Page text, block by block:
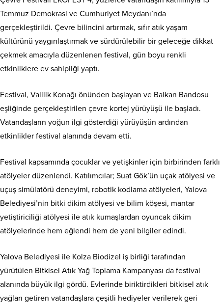
Temmuz Demokrasi ve Cumhuriyet Meydanı’nda
gerçekleştirildi. Çevre bilincini artırmak, sıfır atık yaşam
kültürünü yaygınlaştırmak ve sürdürülebilir bir geleceğe dikkat
çekmek amacıyla düzenlenen festival, gün boyu renkli
etkinliklere ev sahipliği yaptı.
Festival, Valilik Konağı önünden başlayan ve Balkan Bandosu
eşliğinde gerçekleştirilen çevre kortej yürüyüşü ile başladı.
Vatandaşların yoğun ilgi gösterdiği yürüyüşün ardından
etkinlikler festival alanında devam etti.
Festival kapsamında çocuklar ve yetişkinler için birbirinden farklı
atölyeler düzenlendi. Katılımcılar; Suat Gök’ün uçak atölyesi ve
uçuş simülatörü deneyimi, robotik kodlama atölyeleri, Yalova
Belediyesi’nin bitki dikim atölyesi ve bilim köşesi, mantar
yetiştiriciliği atölyesi ile atık kumaşlardan oyuncak dikim
atölyelerinde hem eğlendi hem de yeni bilgiler edindi.
Yalova Belediyesi ile Kolza Biodizel iş birliği tarafından
yürütülen Bitkisel Atık Yağ Toplama Kampanyası da festival
alanında büyük ilgi gördü. Evlerinde biriktirdikleri bitkisel atık
yağları getiren vatandaşlara çeşitli hediyeler verilerek geri